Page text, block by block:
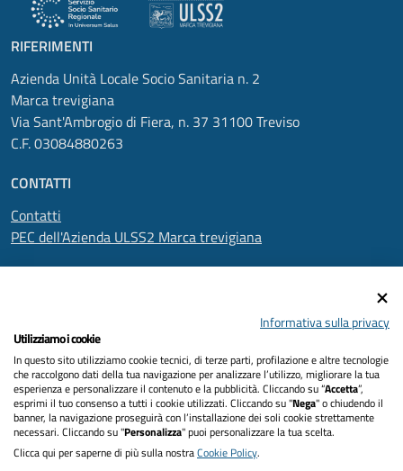
RIFERIMENTI
Azienda Unità Locale Socio Sanitaria n. 2
Marca trevigiana
Via Sant'Ambrogio di Fiera, n. 37 31100 Treviso
C.F. 03084880263
CONTATTI
Contatti
PEC dell'Azienda ULSS2 Marca trevigiana
Informativa privacy
Dichiarazione di accessibilità
Note legali
Informativa sulla privacy
Utilizziamo i cookie
In questo sito utilizziamo cookie tecnici, di terze parti, profilazione e altre tecnologie
che raccolgono dati della tua navigazione per analizzare l’utilizzo, migliorare la tua
esperienza e personalizzare il contenuto e la pubblicità. Cliccando su “Accetta”,
esprimi il tuo consenso a tutti i cookie utilizzati. Cliccando su "Nega" o chiudendo il
banner, la navigazione proseguirà con l’installazione dei soli cookie strettamente
necessari. Cliccando su "Personalizza" puoi personalizzare la tua scelta.
Clicca qui per saperne di più sulla nostraCookie Policy.